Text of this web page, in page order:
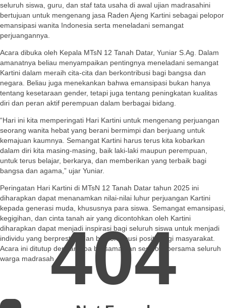
seluruh siswa, guru, dan staf tata usaha di awal ujian madrasahini
bertujuan untuk mengenang jasa Raden Ajeng Kartini sebagai pelopor
emansipasi wanita Indonesia serta meneladani semangat
perjuangannya.
Acara dibuka oleh Kepala MTsN 12 Tanah Datar, Yuniar S.Ag. Dalam
amanatnya beliau menyampaikan pentingnya meneladani semangat
Kartini dalam meraih cita-cita dan berkontribusi bagi bangsa dan
negara. Beliau juga menekankan bahwa emansipasi bukan hanya
tentang kesetaraan gender, tetapi juga tentang peningkatan kualitas
diri dan peran aktif perempuan dalam berbagai bidang.
“Hari ini kita memperingati Hari Kartini untuk mengenang perjuangan
seorang wanita hebat yang berani bermimpi dan berjuang untuk
kemajuan kaumnya. Semangat Kartini harus terus kita kobarkan
dalam diri kita masing-masing, baik laki-laki maupun perempuan,
untuk terus belajar, berkarya, dan memberikan yang terbaik bagi
bangsa dan agama,” ujar Yuniar.
Peringatan Hari Kartini di MTsN 12 Tanah Datar tahun 2025 ini
diharapkan dapat menanamkan nilai-nilai luhur perjuangan Kartini
kepada generasi muda, khususnya para siswa. Semangat emansipasi,
kegigihan, dan cinta tanah air yang dicontohkan oleh Kartini
diharapkan dapat menjadi inspirasi bagi seluruh siswa untuk menjadi
individu yang berprestasi dan berkontribusi positif bagi masyarakat.
Acara ini ditutup dengan doa bersama dan sesi foto bersama seluruh
warga madrasah404